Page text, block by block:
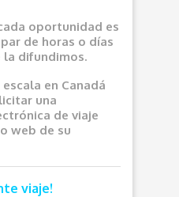
oportunidad es
de horas o días
la difundimos.
en Canadá
una
de viaje
web de su
viaje!